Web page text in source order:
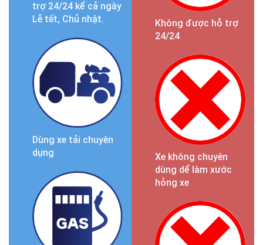
trợ 24/24 kể cả ngày
Lễ tết, Chủ nhật.
Dùng xe tải chuyên
dụng
Không được hỗ trợ
24/24
Xe không chuyên
dùng dể làm xước
hỏng xe